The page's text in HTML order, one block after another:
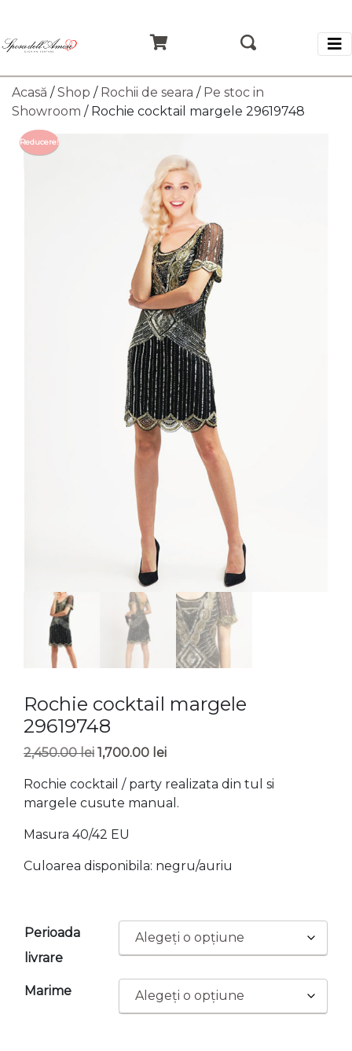
Acasă /Shop / Rochii de seara / Pe stoc in
Showroom / Rochie cocktail margele 29619748
Reducere!
Rochie cocktail margele
29619748
2,450.00lei Prețul
a
fost:
2,450.00 lei.
1,700.00 leiPrețul
este:
1,700.00 lei.
Rochie cocktail / party realizata din tul si
margele cusute manual.
Masura 40/42 EU
Culoarea disponibila: negru/auriu
Perioada
livrare
Marime